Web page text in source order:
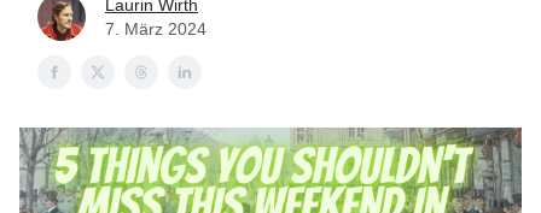
Laurin Wirth
7. März 2024